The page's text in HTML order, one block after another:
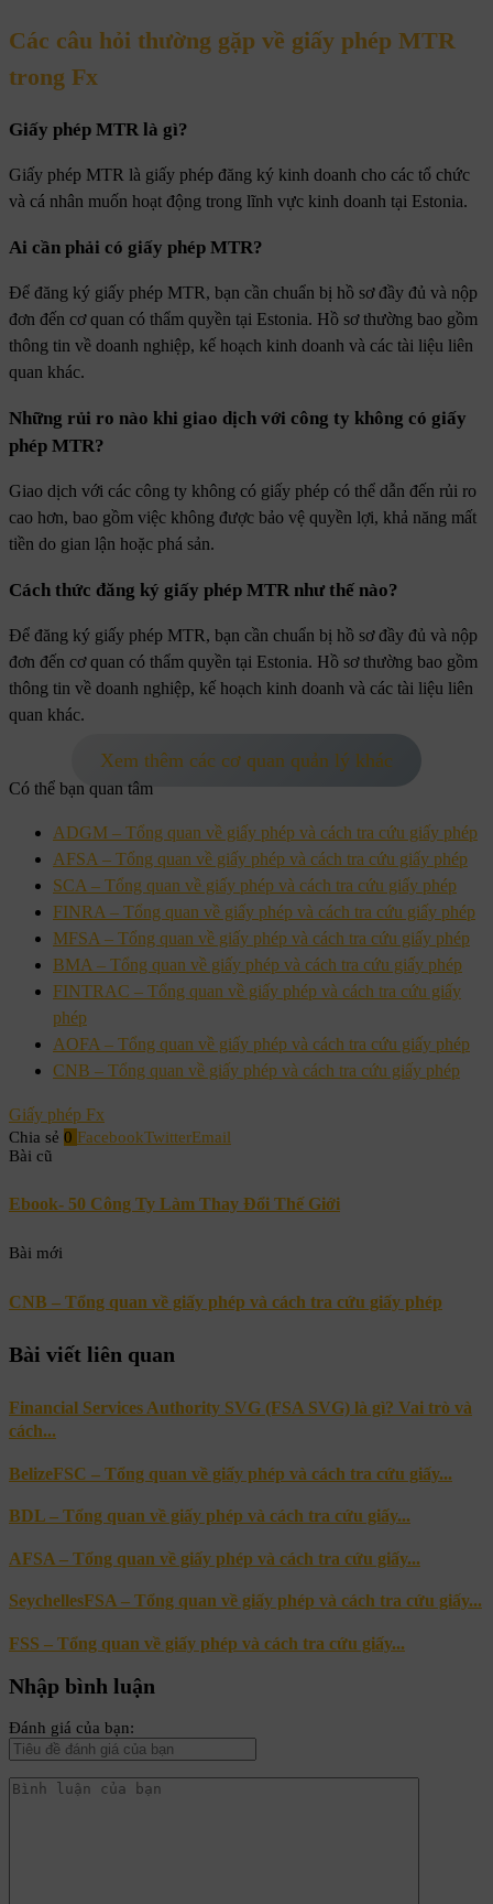
Các câu hỏi thường gặp về giấy phép MTR
trong Fx
Giấy phép MTR là gì?
Giấy phép MTR là giấy phép đăng ký kinh doanh cho các tổ chức
và cá nhân muốn hoạt động trong lĩnh vực kinh doanh tại Estonia.
Ai cần phải có giấy phép MTR?
Để đăng ký giấy phép MTR, bạn cần chuẩn bị hồ sơ đầy đủ và nộp
đơn đến cơ quan có thẩm quyền tại Estonia. Hồ sơ thường bao gồm
thông tin về doanh nghiệp, kế hoạch kinh doanh và các tài liệu liên
quan khác.
Những rủi ro nào khi giao dịch với công ty không có giấy
phép MTR?
Giao dịch với các công ty không có giấy phép có thể dẫn đến rủi ro
cao hơn, bao gồm việc không được bảo vệ quyền lợi, khả năng mất
tiền do gian lận hoặc phá sản.
Cách thức đăng ký giấy phép MTR như thế nào?
Để đăng ký giấy phép MTR, bạn cần chuẩn bị hồ sơ đầy đủ và nộp
đơn đến cơ quan có thẩm quyền tại Estonia. Hồ sơ thường bao gồm
thông tin về doanh nghiệp, kế hoạch kinh doanh và các tài liệu liên
quan khác.
Xem thêm các cơ quan quản lý khác
Có thể bạn quan tâm
ADGM – Tổng quan về giấy phép và cách tra cứu giấy phép
AFSA – Tổng quan về giấy phép và cách tra cứu giấy phép
SCA – Tổng quan về giấy phép và cách tra cứu giấy phép
FINRA – Tổng quan về giấy phép và cách tra cứu giấy phép
MFSA – Tổng quan về giấy phép và cách tra cứu giấy phép
BMA – Tổng quan về giấy phép và cách tra cứu giấy phép
FINTRAC – Tổng quan về giấy phép và cách tra cứu giấy
phép
AOFA – Tổng quan về giấy phép và cách tra cứu giấy phép
CNB – Tổng quan về giấy phép và cách tra cứu giấy phép
Giấy phép Fx
Chia sẻ 0 FacebookTwitterEmail
Bài cũ
Ebook- 50 Công Ty Làm Thay Đổi Thế Giới
Bài mới
CNB – Tổng quan về giấy phép và cách tra cứu giấy phép
Bài viết liên quan
Financial Services Authority SVG (FSA SVG) là gì? Vai trò và
cách...
BelizeFSC – Tổng quan về giấy phép và cách tra cứu giấy...
BDL – Tổng quan về giấy phép và cách tra cứu giấy...
AFSA – Tổng quan về giấy phép và cách tra cứu giấy...
SeychellesFSA – Tổng quan về giấy phép và cách tra cứu giấy...
FSS – Tổng quan về giấy phép và cách tra cứu giấy...
Nhập bình luận
Đánh giá của bạn: